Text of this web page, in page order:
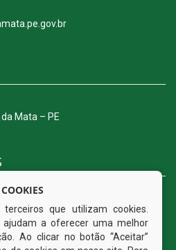
Mata – PE
que utilizam cookies.
ajudam a oferecer uma melhor
Ao clicar no botão “Aceitar”